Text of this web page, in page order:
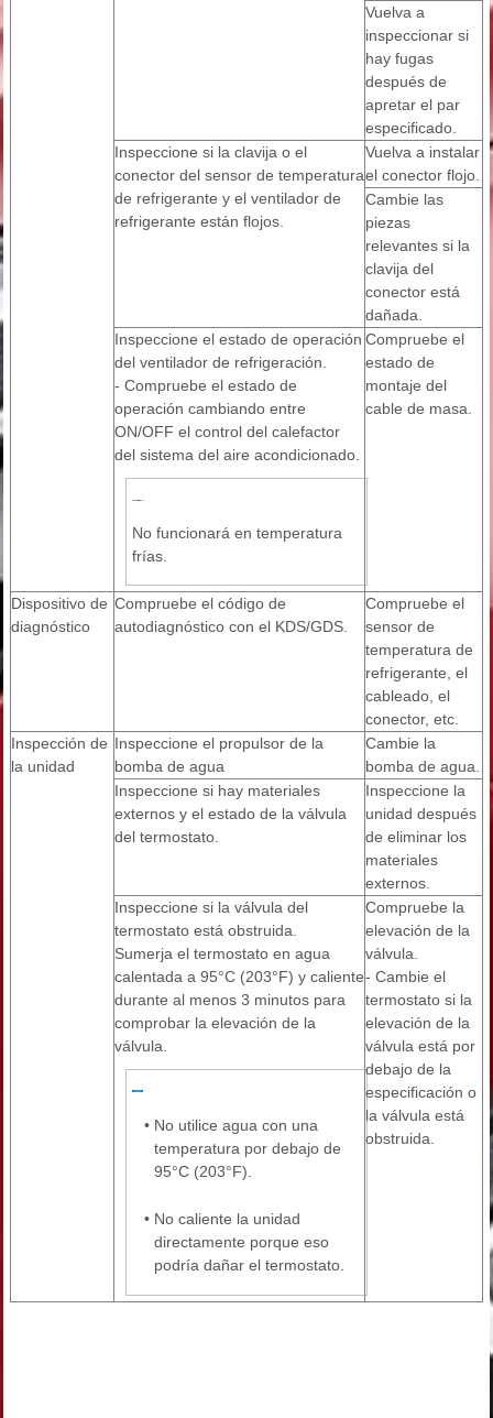
Vuelva a
inspeccionar si
hay fugas
después de
apretar el par
especificado.
Inspeccione si la clavija o el
conector del sensor de temperatura
de refrigerante y el ventilador de
refrigerante están flojos.
Vuelva a instalar
el conector flojo.
Cambie las
piezas
relevantes si la
clavija del
conector está
dañada.
Inspeccione el estado de operación
del ventilador de refrigeración.
- Compruebe el estado de
operación cambiando entre
ON/OFF el control del calefactor
del sistema del aire acondicionado.
No funcionará en temperatura
frías.
Compruebe el
estado de
montaje del
cable de masa.
Dispositivo de
diagnóstico
Compruebe el código de
autodiagnóstico con el KDS/GDS.
Compruebe el
sensor de
temperatura de
refrigerante, el
cableado, el
conector, etc.
Inspección de
la unidad
Inspeccione el propulsor de la
bomba de agua
Cambie la
bomba de agua.
Inspeccione si hay materiales
externos y el estado de la válvula
del termostato.
Inspeccione la
unidad después
de eliminar los
materiales
externos.
Inspeccione si la válvula del
termostato está obstruida.
Sumerja el termostato en agua
calentada a 95°C (203°F) y caliente
durante al menos 3 minutos para
comprobar la elevación de la
válvula.
• No utilice agua con una
temperatura por debajo de
95°C (203°F).
• No caliente la unidad
directamente porque eso
podría dañar el termostato.
Compruebe la
elevación de la
válvula.
- Cambie el
termostato si la
elevación de la
válvula está por
debajo de la
especificación o
la válvula está
obstruida.